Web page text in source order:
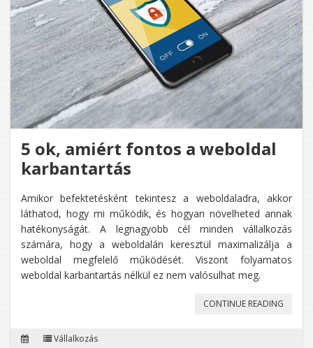
5 ok, amiért fontos a weboldal
karbantartás
Amikor befektetésként tekintesz a weboldaladra, akkor
láthatod, hogy mi működik, és hogyan növelheted annak
hatékonyságát. A legnagyobb cél minden vállalkozás
számára, hogy a weboldalán keresztül maximalizálja a
weboldal megfelelő működését. Viszont folyamatos
weboldal karbantartás nélkül ez nem valósulhat meg.
CONTINUE READING
Vállalkozás